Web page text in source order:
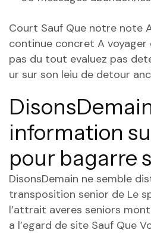
Court Sauf Que notre note
continue concret A voyager
pas du tout evaluez pas
ur sur son leiu de detour
information
pour bagarre
DisonsDemain ne semble
transposition senior de Le
l’attrait averes seniors
a l’egard de site Sauf Que